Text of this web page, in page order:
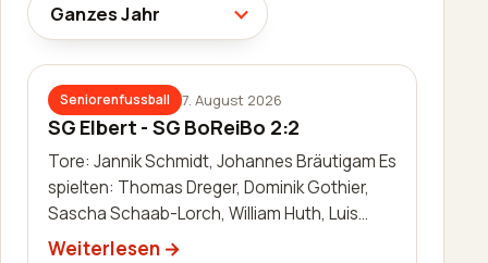
Seniorenfussball 7. August 2026
SG Elbert - SG BoReiBo 2:2
Tore: Jannik Schmidt, Johannes Bräutigam Es
spielten: Thomas Dreger, Dominik Gothier,
Sascha Schaab-Lorch, William Huth, Luis
Becker, Robin Zimmermann, Nils Bai…
Weiterlesen